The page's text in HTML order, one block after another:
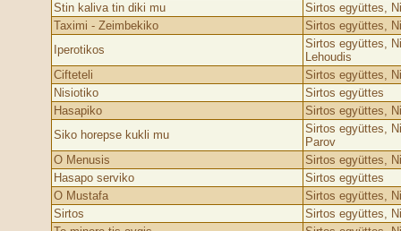
Stin kaliva tin diki mu
Sirtos együttes,
Taximi - Zeimbekiko
Sirtos együttes,
Iperotikos
Sirtos együttes,
Lehoudis
Cifteteli
Sirtos együttes,
Nisiotiko
Sirtos együttes
Hasapiko
Sirtos együttes,
Siko horepse kukli mu
Sirtos együttes,
Parov
O Menusis
Sirtos együttes,
Hasapo serviko
Sirtos együttes
O Mustafa
Sirtos együttes,
Sirtos
Sirtos együttes,